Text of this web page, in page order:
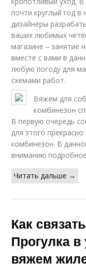
почти круглый год
дизайнеры
ваших любимых
магазине – занятие
вместе с вами в
любую погоду для
схемами работ.
Вяжем для
комбинезон
В первую очередь
для этого
комбинезон. В
вниманию
Читать дальше →
Как
Прогулка
вяжем